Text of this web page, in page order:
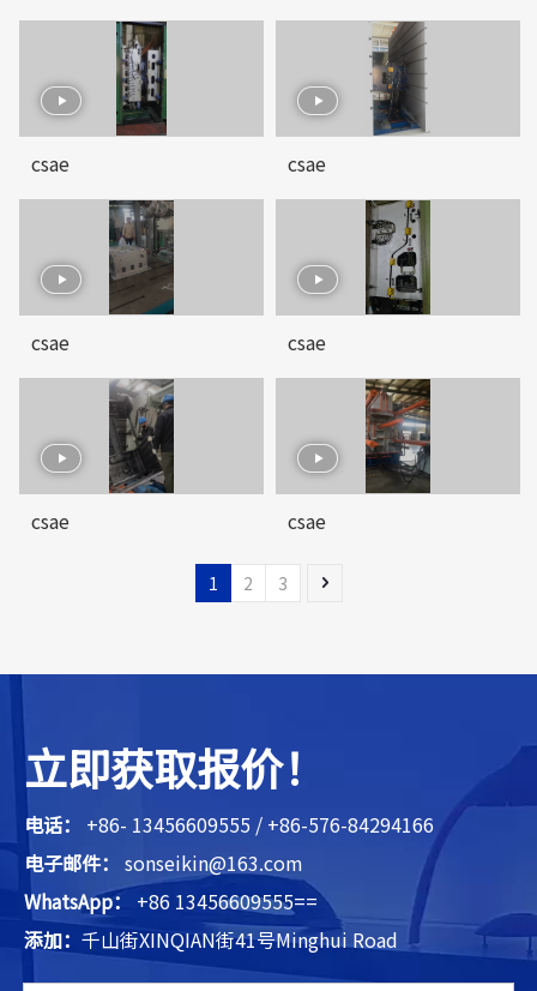
csae csae
csae csae
csae csae
1 2 3
立即获取报价！
电话： +86- 13456609555 / +86-576-84294166
电子邮件： sonseikin@163.com
WhatsApp： +86 13456609555==
添加： 千山街XINQIAN街41号Minghui Road